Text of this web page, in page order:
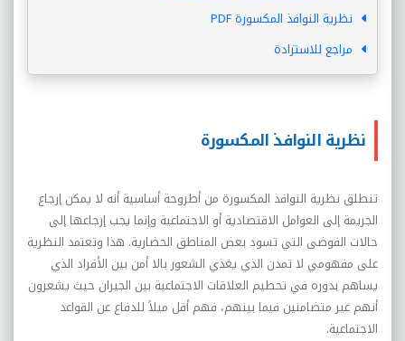
نظرية النوافذ المكسورة PDF
مراجع للاستزادة
نظرية النوافذ المكسورة
تنطلق نظرية النوافذ المكسورة من أطروحة أساسية أنه لا يمكن إرجاع
الجريمة إلى العوامل الاقتصادية أو الاجتماعية وإنما يجب إرجاعها إلى
حالات الفوضى التي تسود بعض المناطق الحضارية. هذا وتعتمد النظرية
على مفهومي لا تمدن الذي يغذي الشعور بالا أمن بين الأفراد الذي
يساهم بدوره في تحطيم العلاقات الاجتماعية بين الجيران حيث يشعرون
أنهم غير متضامنين فيما بينهم، فهم أقل ميلاً للدفاع عن القواعد
الاجتماعية.